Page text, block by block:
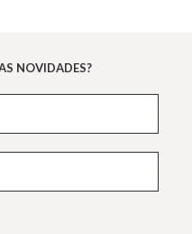
NOVIDADES?